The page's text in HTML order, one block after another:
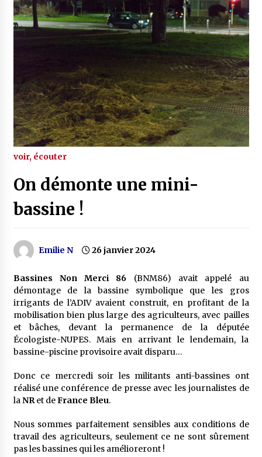
voir, écouter
On démonte une mini-
bassine !
Emilie N 26 janvier 2024
Bassines Non Merci 86 (BNM86) avait appelé au
démontage de la bassine symbolique que les gros
irrigants de l’ADIV avaient construit, en profitant de la
mobilisation bien plus large des agriculteurs, avec pailles
et bâches, devant la permanence de la députée
Écologiste-NUPES. Mais en arrivant le lendemain, la
bassine-piscine provisoire avait disparu…
Donc ce mercredi soir les militants anti-bassines ont
réalisé une conférence de presse avec les journalistes de
laNRet deFrance Bleu.
Nous sommes parfaitement sensibles aux conditions de
travail des agriculteurs, seulement ce ne sont sûrement
pas les bassines qui les amélioreront !